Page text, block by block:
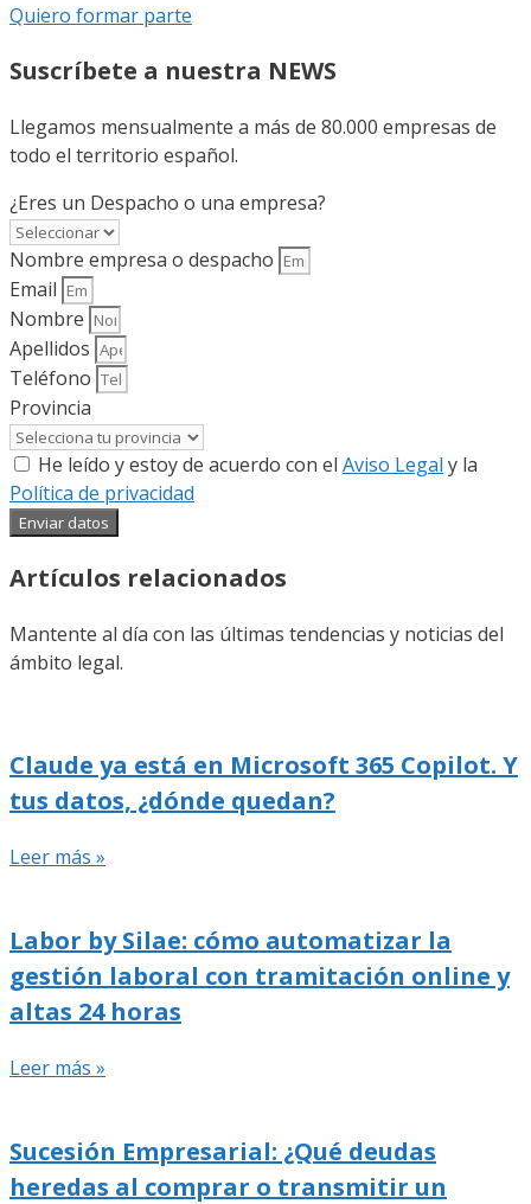
Quiero formar parte
Suscríbete a nuestra NEWS
Llegamos mensualmente a más de 80.000 empresas de
todo el territorio español.
¿Eres un Despacho o una empresa?
Nombre empresa o despacho
Email
Nombre
Apellidos
Teléfono
Provincia
He leído y estoy de acuerdo con el Aviso Legal y la
Política de privacidad
Enviar datos
Artículos relacionados
Mantente al día con las últimas tendencias y noticias del
ámbito legal.
Claude ya está en Microsoft 365 Copilot. Y
tus datos, ¿dónde quedan?
Leer más »
Labor by Silae: cómo automatizar la
gestión laboral con tramitación online y
altas 24 horas
Leer más »
Sucesión Empresarial: ¿Qué deudas
heredas al comprar o transmitir un